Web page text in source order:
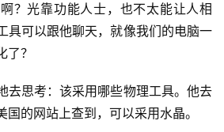
？光靠功能人士，也不太能让人相
具可以跟他聊天，就像我们的电脑一
？
去思考：该采用哪些物理工具。他去
国的网站上查到，可以采用水晶。